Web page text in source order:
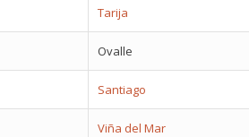
Tarija
Ovalle
Santiago
Viña del Mar